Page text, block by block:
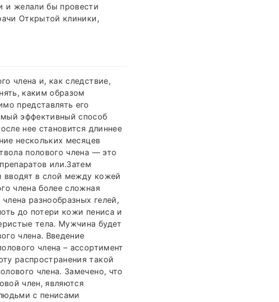
желали бы провести
Открытой клиники,
члена и, как следствие,
каким образом
представлять его
эффективный способ
нее становится длиннее
нескольких месяцев
полового члена — это
или.Затем
вводят в слой между кожей
члена более сложная
разнообразных гелей,
до потери кожи пениса и
тела. Мужчина будет
члена. Введение
члена – ассортимент
распространения такой
члена. Замечено, что
член, являются
с пенисами